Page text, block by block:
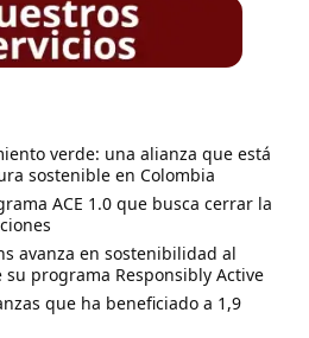
verde: una alianza que está
sostenible en Colombia
ACE 1.0 que busca cerrar la
avanza en sostenibilidad al
programa Responsibly Active
que ha beneficiado a 1,9